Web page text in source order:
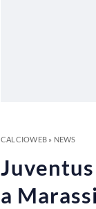
CALCIOWEB» NEWS
a Marassi